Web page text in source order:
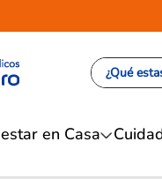
¿Qué
en Casa